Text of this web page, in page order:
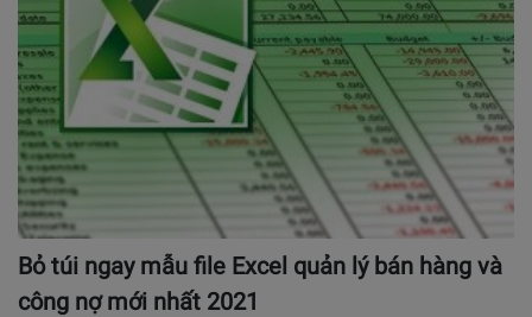
Bỏ túi ngay mẫu file Excel quản lý bán hàng và
công nợ mới nhất 2021